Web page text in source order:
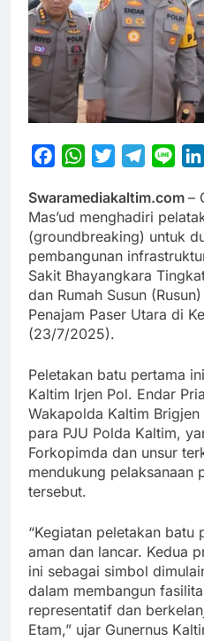
FacebookWhatsApp
TwitterTelegram
Line
Swaramediakaltim.com –
Mas’ud menghadiri
(groundbreaking) untuk
pembangunan
Sakit Bhayangkara
dan Rumah Susun
Penajam Paser Utara di
(23/7/2025).
Peletakan batu pertama
Kaltim Irjen Pol. Endar
Wakapolda Kaltim
para PJU Polda Kaltim,
Forkopimda dan unsur
mendukung pelaksanaan
tersebut.
“Kegiatan peletakan batu
aman dan lancar. Kedua
ini sebagai simbol
dalam membangun
representatif dan
Etam,” ujar Gunernus